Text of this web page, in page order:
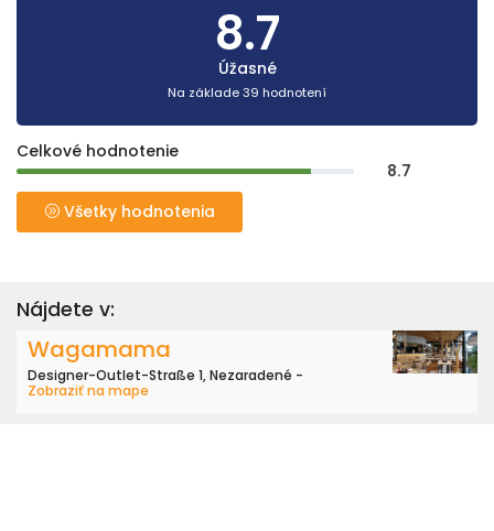
8.7
Úžasné
Na základe 39 hodnotení
Celkové hodnotenie
8.7
Všetky hodnotenia
Nájdete v:
Wagamama
Designer-Outlet-Straße 1, Nezaradené -
Zobraziť na mape